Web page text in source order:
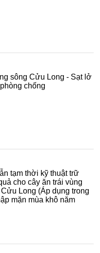
sông Cửu Long - Sạt lở
chống
tạm thời kỹ thuật trữ
cho cây ăn trái vùng
Long (Áp dụng trong
mặn mùa khô năm